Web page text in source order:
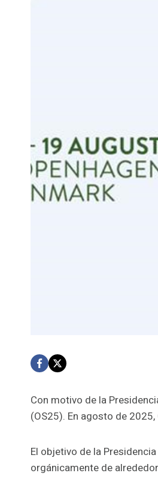
Con motivo de la
(OS25). En agosto de
El objetivo de la
orgánicamente de